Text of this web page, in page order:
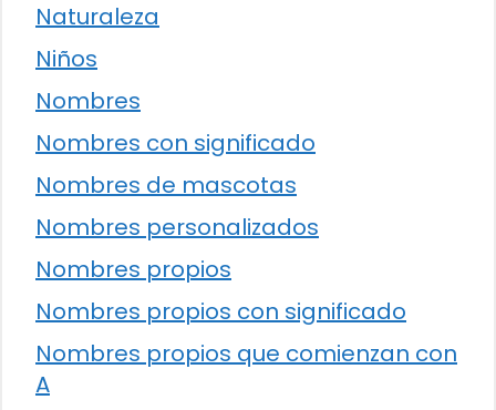
Naturaleza
Niños
Nombres
Nombres con significado
Nombres de mascotas
Nombres personalizados
Nombres propios
Nombres propios con significado
Nombres propios que comienzan con
A